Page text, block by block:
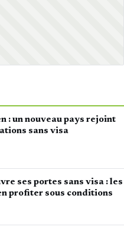
: un nouveau pays rejoint
sans visa
ses portes sans visa : les
profiter sous conditions